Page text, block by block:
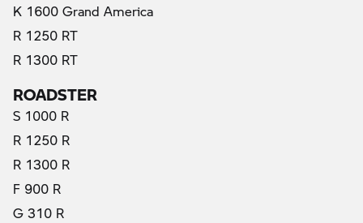
K 1600 Grand America
R 1250 RT
R 1300 RT
ROADSTER
S 1000 R
R 1250 R
R 1300 R
F 900 R
G 310 R